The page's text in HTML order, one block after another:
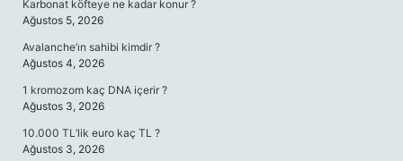
Karbonat köfteye ne kadar konur ?
Ağustos 5, 2026
Avalanche’ın sahibi kimdir ?
Ağustos 4, 2026
1 kromozom kaç DNA içerir ?
Ağustos 3, 2026
10.000 TL’lik euro kaç TL ?
Ağustos 3, 2026